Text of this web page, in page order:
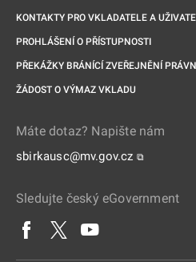
KONTAKTY PRO VKLADATELE A
PROHLÁŠENÍ O PŘÍSTUPNOSTI
PŘEKÁŽKY BRÁNÍCÍ ZVEŘEJNĚNÍ
ŽÁDOST O VÝMAZ VKLADU
Máte dotaz? Napište nám
sbirkausc@mv.gov.cz ⧉
Sledujte český eGovernment